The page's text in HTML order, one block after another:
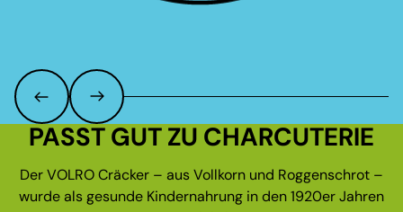
PASST GUT ZU CHARCUTERIE
Der VOLRO Cräcker – aus Vollkorn und Roggenschrot –
wurde als gesunde Kindernahrung in den 1920er Jahren